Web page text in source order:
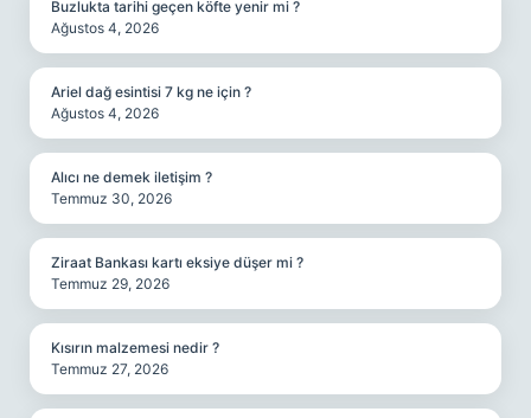
Buzlukta tarihi geçen köfte yenir mi ?
Ağustos 4, 2026
Ariel dağ esintisi 7 kg ne için ?
Ağustos 4, 2026
Alıcı ne demek iletişim ?
Temmuz 30, 2026
Ziraat Bankası kartı eksiye düşer mi ?
Temmuz 29, 2026
Kısırın malzemesi nedir ?
Temmuz 27, 2026